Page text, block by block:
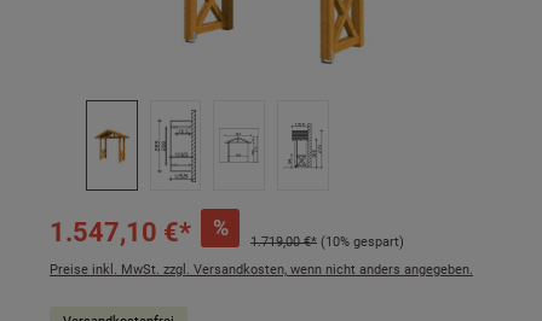
1.547,10 €* %
1.719,00 €* (10% gespart)
Preise inkl. MwSt. zzgl. Versandkosten, wenn nicht anders angegeben.